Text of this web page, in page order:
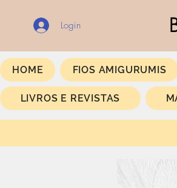
Login
HOME FIOS AMIGURUMIS
LIVROS E REVISTAS